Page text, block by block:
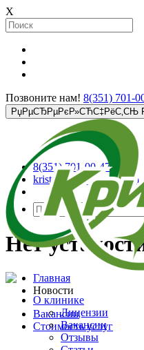
X
Позвоните нам! 8(351) 701-
РџРµСЂРµРєР»СЋС‡РёС‚СЊ
О клинике
Лицензии
Вакансии
Отзывы
8(351) 701-00-47
kristallcentr@gmail.com
Нет
Главная
Новости
Вакансии
Стоимость услуг